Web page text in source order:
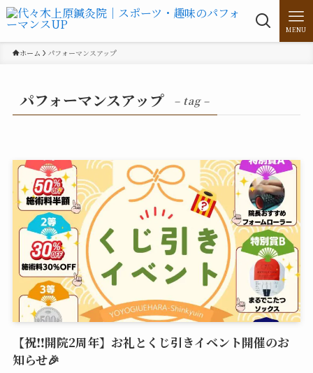
MENU
ホーム パフォーマンスアップ
パフォーマンスアップ – tag –
【祝‼開院2周年】お礼とくじ引きイベント開催のお
知らせ🎉